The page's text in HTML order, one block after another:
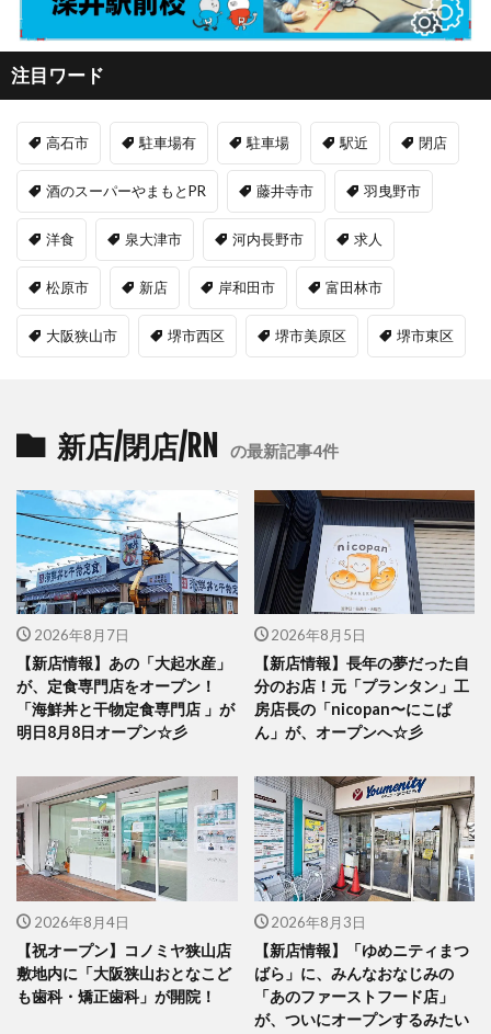
注目ワード
高石市 駐車場有 駐車場 駅近 閉店
酒のスーパーやまもとPR 藤井寺市 羽曳野市
洋食 泉大津市 河内長野市 求人
松原市 新店 岸和田市 富田林市
大阪狭山市 堺市西区 堺市美原区 堺市東区
新店/閉店/RN の最新記事4件
2026年8月7日
【新店情報】あの「大起水産」
が、定食専門店をオープン！
「海鮮丼と干物定食専門店 」が
明日8月8日オープン☆彡
2026年8月5日
【新店情報】長年の夢だった自
分のお店！元「プランタン」工
房店長の「nicopan〜にこぱ
ん」が、オープンへ☆彡
2026年8月4日
【祝オープン】コノミヤ狭山店
敷地内に「大阪狭山おとなこど
も歯科・矯正歯科」が開院！
2026年8月3日
【新店情報】「ゆめニティまつ
ばら」に、みんなおなじみの
「あのファーストフード店」
が、ついにオープンするみたい